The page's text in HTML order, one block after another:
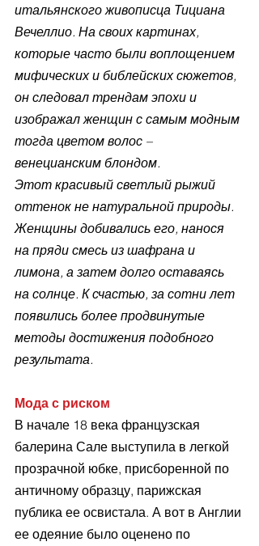
итальянского живописца Тициана
Вечеллио. На своих картинах,
которые часто были воплощением
мифических и библейских сюжетов,
он следовал трендам эпохи и
изображал женщин с самым модным
тогда цветом волос –
венецианским блондом.
Этот красивый светлый рыжий
оттенок не натуральной природы.
Женщины добивались его, нанося
на пряди смесь из шафрана и
лимона, а затем долго оставаясь
на солнце. К счастью, за сотни лет
появились более продвинутые
методы достижения подобного
результата.
Мода с риском
В начале 18 века французская
балерина Сале выступила в легкой
прозрачной юбке, присборенной по
античному образцу, парижская
публика ее освистала. А вот в Англии
ее одеяние было оценено по